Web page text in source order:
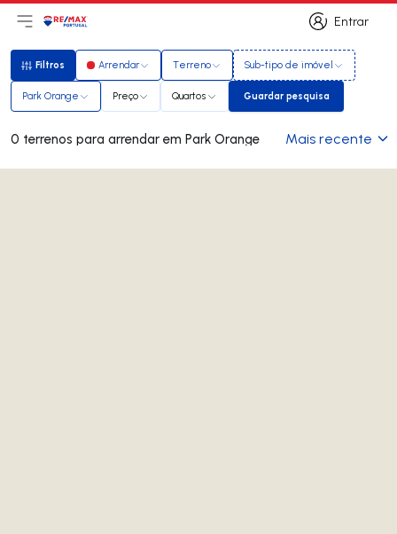
Entrar
Entrar
Abri menu principal
LogoIr para página inicial
Filtros
Filtros Arrendar Terreno Sub-tipo de imóvel
Park Orange Preço Quartos Guardar pesquisa
Guardar pesquisa
0 terrenos para arrendar em Park Orange Mais recente